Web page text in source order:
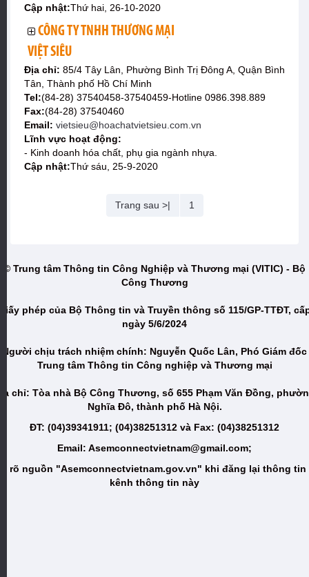
Cập nhật:Thứ hai, 26-10-2020
CÔNG TY TNHH THƯƠNG MẠI
VIỆT SIÊU
Địa chỉ: 85/4 Tây Lân, Phường Bình Trị Đông A, Quận Bình
Tân, Thành phố Hồ Chí Minh
Tel:(84-28) 37540458-37540459-Hotline 0986.398.889
Fax:(84-28) 37540460
Email: vietsieu@hoachatvietsieu.com.vn
Lĩnh vực hoạt động:
- Kinh doanh hóa chất, phụ gia ngành nhựa.
Cập nhật:Thứ sáu, 25-9-2020
Trang sau >| 1
© Trung tâm Thông tin Công Nghiệp và Thương mại (VITIC) - Bộ
Công Thương
phép của Bộ Thông tin và Truyền thông số 115/GP-TTĐT,
ngày 5/6/2024
Người chịu trách nhiệm chính: Nguyễn Quốc Lân, Phó Giám đốc
Trung tâm Thông tin Công nghiệp và Thương mại
chỉ: Tòa nhà Bộ Công Thương, số 655 Phạm Văn Đồng,
Nghĩa Đô, thành phố Hà Nội.
ĐT: (04)39341911; (04)38251312 và Fax: (04)38251312
Email: Asemconnectvietnam@gmail.com;
rõ nguồn "Asemconnectvietnam.gov.vn" khi đăng lại thông tin
kênh thông tin này